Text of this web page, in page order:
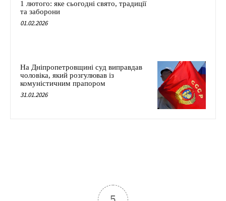
1 лютого: яке сьогодні свято, традиції
та заборони
01.02.2026
На Дніпропетровщині суд виправдав
чоловіка, який розгулював із
комуністичним прапором
31.01.2026